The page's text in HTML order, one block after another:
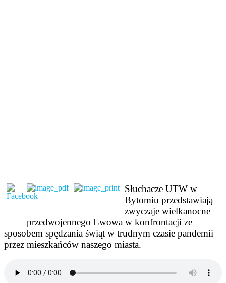
Słuchacze UTW w
Bytomiu przedstawiają
zwyczaje wielkanocne
przedwojennego Lwowa w konfrontacji ze
sposobem spędzania świąt w trudnym czasie pandemii
przez mieszkańców naszego miasta.